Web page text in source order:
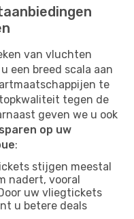
van vluchten
een breed scala aan
te
tegen de
geven we u ook
op uw
:
stijgen meestal
nadert, vooral
uw vliegtickets
u betere deals